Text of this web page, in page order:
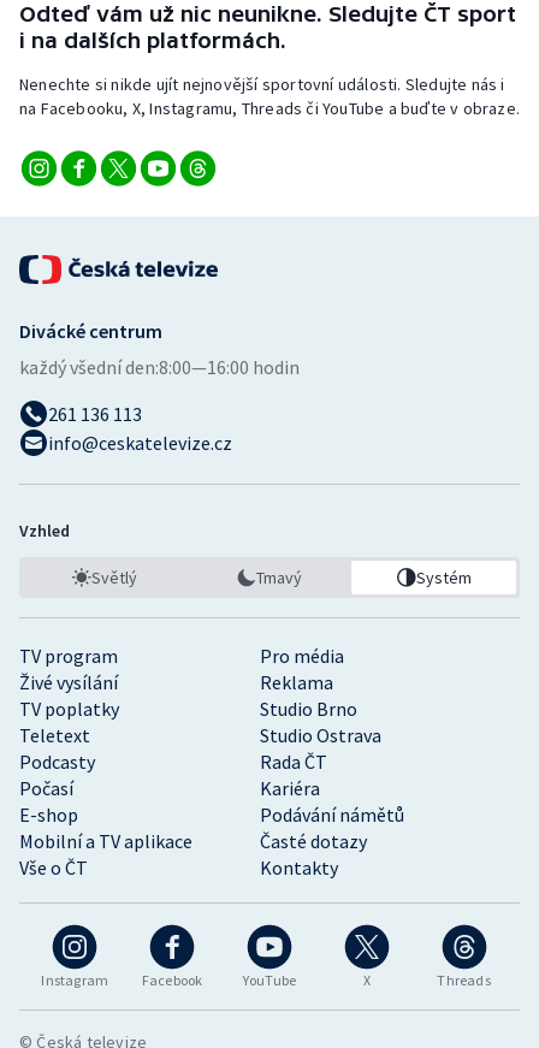
Triatlon
Veslování
Vodní slalom
Volejbal
Ostatní
Odteď vám už nic neunikne. Sledujte ČT sport
i na dalších platformách.
Nenechte si nikde ujít nejnovější sportovní události. Sledujte nás i
na Facebooku, X, Instagramu, Threads či YouTube a buďte v obraze.
Instagram Facebook YouTube X Threads
TV program
Pro média
Živé vysílání
Reklama
TV poplatky
Studio Brno
Teletext
Studio Ostrava
Podcasty
Rada ČT
Počasí
Kariéra
E-shop
Podávání námětů
Mobilní a TV aplikace
Časté dotazy
Vše o ČT
Kontakty
Divácké centrum
každý všední den:8:00—16:00 hodin
261 136 113
info@ceskatelevize.cz
Vzhled
Světlý Tmavý Systém
© Česká televize